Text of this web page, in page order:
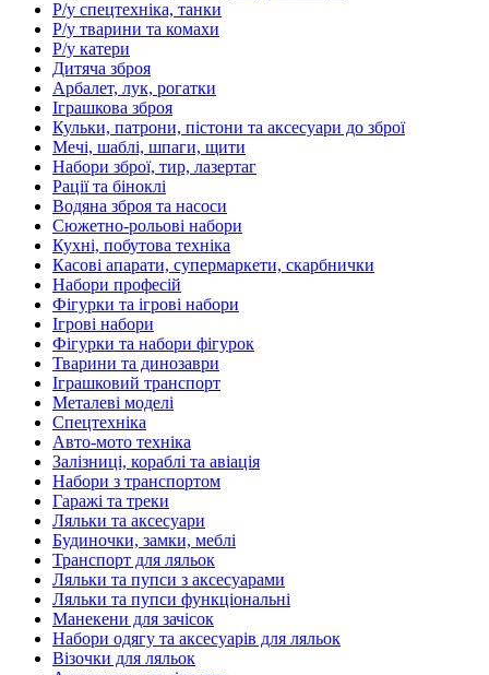
Р/у спецтехніка, танки
Р/у тварини та комахи
Р/у катери
Дитяча зброя
Арбалет, лук, рогатки
Іграшкова зброя
Кульки, патрони, пістони та аксесуари до зброї
Мечі, шаблі, шпаги, щити
Набори зброї, тир, лазертаг
Рації та біноклі
Водяна зброя та насоси
Сюжетно-рольові набори
Кухні, побутова техніка
Касові апарати, супермаркети, скарбнички
Набори професій
Фігурки та ігрові набори
Ігрові набори
Фігурки та набори фігурок
Тварини та динозаври
Іграшковий транспорт
Металеві моделі
Спецтехніка
Авто-мото техніка
Залізниці, кораблі та авіація
Набори з транспортом
Гаражі та треки
Ляльки та аксесуари
Будиночки, замки, меблі
Транспорт для ляльок
Ляльки та пупси з аксесуарами
Ляльки та пупси функціональні
Манекени для зачісок
Набори одягу та аксесуарів для ляльок
Візочки для ляльок